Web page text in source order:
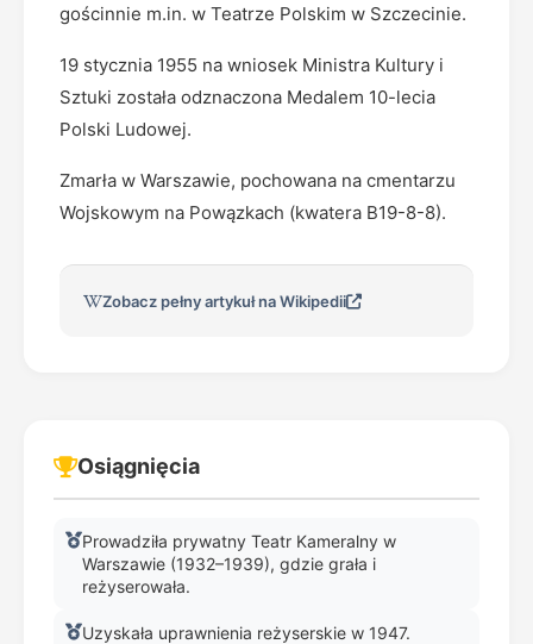
gościnnie m.in. w Teatrze Polskim w Szczecinie.
19 stycznia 1955 na wniosek Ministra Kultury i
Sztuki została odznaczona Medalem 10-lecia
Polski Ludowej.
Zmarła w Warszawie, pochowana na cmentarzu
Wojskowym na Powązkach (kwatera B19-8-8).
Zobacz pełny artykuł na Wikipedii
Osiągnięcia
Prowadziła prywatny Teatr Kameralny w
Warszawie (1932–1939), gdzie grała i
reżyserowała.
Uzyskała uprawnienia reżyserskie w 1947.